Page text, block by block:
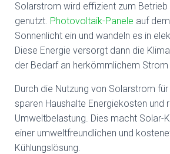
Solarstrom wird effizient zum Betrieb
genutzt. Photovoltaik-Panele auf
Sonnenlicht ein und wandeln es in
Diese Energie versorgt dann die
der Bedarf an herkömmlichem Strom
Durch die Nutzung von Solarstrom
sparen Haushalte Energiekosten und
Umweltbelastung. Dies macht Solar-
einer umweltfreundlichen und
Kühlungslösung.